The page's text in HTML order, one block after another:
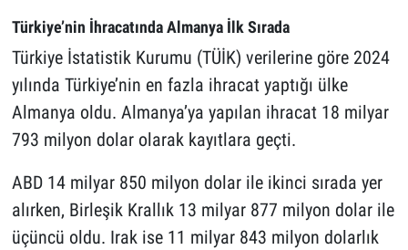
Türkiye’nin İhracatında Almanya İlk Sırada
Türkiye İstatistik Kurumu (TÜİK) verilerine göre 2024
yılında Türkiye’nin en fazla ihracat yaptığı ülke
Almanya oldu. Almanya’ya yapılan ihracat 18 milyar
793 milyon dolar olarak kayıtlara geçti.
ABD 14 milyar 850 milyon dolar ile ikinci sırada yer
alırken, Birleşik Krallık 13 milyar 877 milyon dolar ile
üçüncü oldu. Irak ise 11 milyar 843 milyon dolarlık